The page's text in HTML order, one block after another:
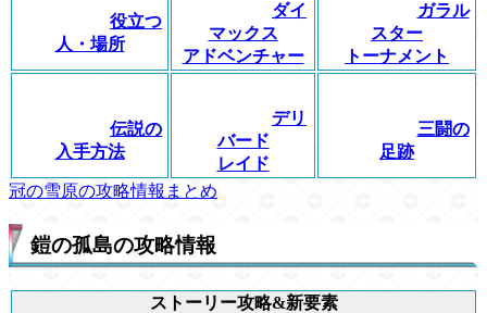
役立つ
人・場所
ダイ
マックス
アドベンチャー
ガラル
スター
トーナメント
伝説の
入手方法
デリ
バード
レイド
三闘の
足跡
冠の雪原の攻略情報まとめ
鎧の孤島の攻略情報
ストーリー攻略&新要素